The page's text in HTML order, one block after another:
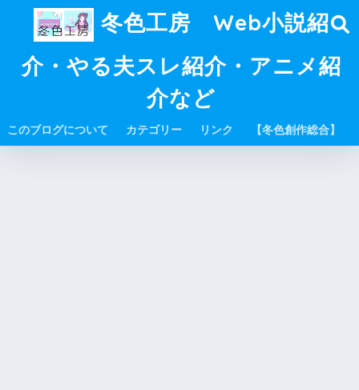
冬色工房 Web小説紹
介・やる夫スレ紹介・アニメ紹
介など
このブログについて カテゴリー リンク 【冬色創作総合】